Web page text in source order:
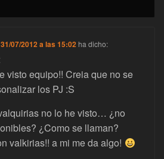
31/07/2012 a las 15:02 ha dicho:
visto equipo!! Creia que no se
los PJ :S
no lo he visto… ¿no
¿Como se llaman?
valkirias!! a mi me da algo!